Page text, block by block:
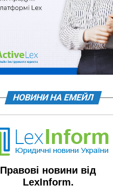
НОВИНИ НА ЕМЕЙЛ
Правові новини від
LexInform.